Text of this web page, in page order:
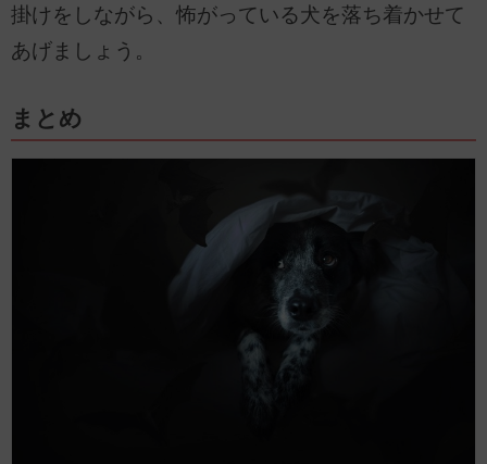
掛けをしながら、怖がっている犬を落ち着かせて
あげましょう。
まとめ